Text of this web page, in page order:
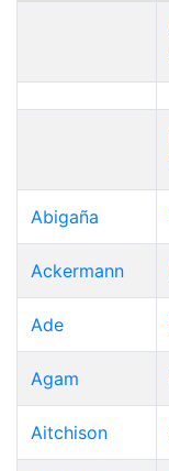
Abigaña
Ackermann
Ade
Agam
Aitchison